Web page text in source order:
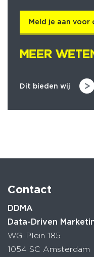
Meld je aan voor
MEER
MEER
Dit bieden wij
Contact
DDMA
Data-Driven
WG-Plein 185
1054 SC Amsterdam